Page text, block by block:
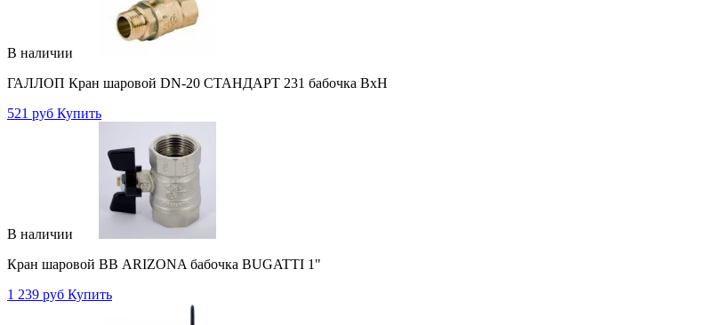
В наличии
ГАЛЛОП Кран шаровой DN-20 СТАНДАРТ 231 бабочка ВхН
521 руб Купить
В наличии
Кран шаровой ВВ ARIZONA бабочка BUGATTI 1"
1 239 руб Купить